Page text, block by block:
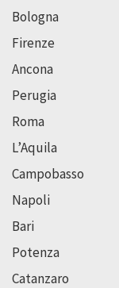
Bologna
Firenze
Ancona
Perugia
Roma
L’Aquila
Campobasso
Napoli
Bari
Potenza
Catanzaro